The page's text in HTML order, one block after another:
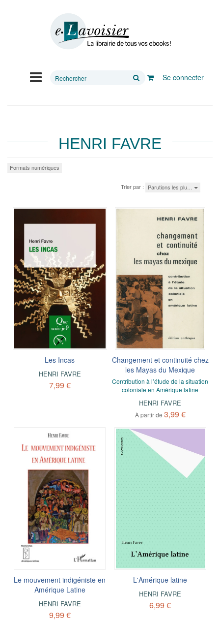
Rechercher
Se connecter
HENRI FAVRE
Formats numériques
Trier par : Parutions les plu…
Les Incas
HENRI FAVRE
7,99 €
Changement et continuité chez
les Mayas du Mexique
Contribution à l’étude de la situation
coloniale en Amérique latine
HENRI FAVRE
À partir de 3,99 €
Le mouvement indigéniste en
Amérique Latine
HENRI FAVRE
9,99 €
L'Amérique latine
HENRI FAVRE
6,99 €